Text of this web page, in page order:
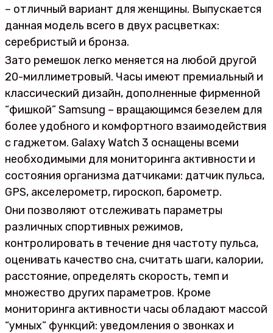
– отличный вариант для женщины. Выпускается
данная модель всего в двух расцветках:
серебристый и бронза.
Зато ремешок легко меняется на любой другой
20-миллиметровый. Часы имеют премиальный и
классический дизайн, дополненные фирменной
“фишкой” Samsung – вращающимся безелем для
более удобного и комфортного взаимодействия
с гаджетом. Galaxy Watch 3 оснащены всеми
необходимыми для мониторинга активности и
состояния организма датчиками: датчик пульса,
GPS, акселерометр, гироскоп, барометр.
Они позволяют отслеживать параметры
различных спортивных режимов,
контролировать в течение дня частоту пульса,
оценивать качество сна, считать шаги, калории,
расстояние, определять скорость, темп и
множество других параметров. Кроме
мониторинга активности часы обладают массой
“умных” функций: уведомления о звонках и